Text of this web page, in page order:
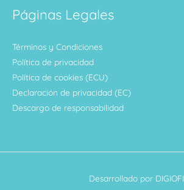
Páginas Legales
Términos y Condiciones
Política de privacidad
Política de cookies (ECU)
Declaración de privacidad (EC)
Descargo de responsabilidad
Desarrollado por DIGIOFI